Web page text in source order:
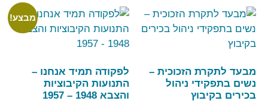
מבעד לתקרת הזכוכית –
נשים בתפקידי ניהול
בכירים בקיבוץ
מבצע!
לפקודה תמיד אנחנו –
התנועות הקיבוציות
והצבא 1948 – 1957